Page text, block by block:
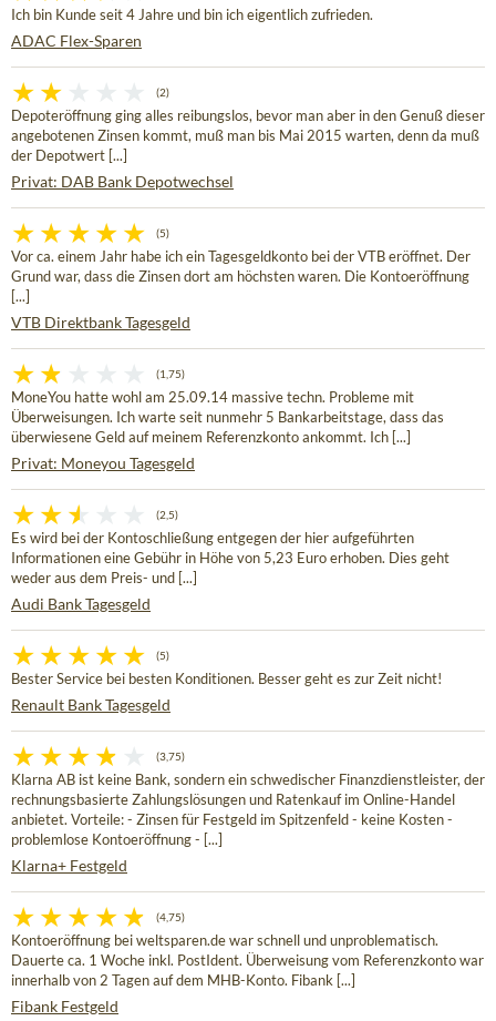
Ich bin Kunde seit 4 Jahre und bin ich eigentlich zufrieden.
ADAC Flex-Sparen
(2)
Depoteröffnung ging alles reibungslos, bevor man aber in den Genuß dieser
angebotenen Zinsen kommt, muß man bis Mai 2015 warten, denn da muß
der Depotwert [...]
Privat: DAB Bank Depotwechsel
(5)
Vor ca. einem Jahr habe ich ein Tagesgeldkonto bei der VTB eröffnet. Der
Grund war, dass die Zinsen dort am höchsten waren. Die Kontoeröffnung
[...]
VTB Direktbank Tagesgeld
(1,75)
MoneYou hatte wohl am 25.09.14 massive techn. Probleme mit
Überweisungen. Ich warte seit nunmehr 5 Bankarbeitstage, dass das
überwiesene Geld auf meinem Referenzkonto ankommt. Ich [...]
Privat: Moneyou Tagesgeld
(2,5)
Es wird bei der Kontoschließung entgegen der hier aufgeführten
Informationen eine Gebühr in Höhe von 5,23 Euro erhoben. Dies geht
weder aus dem Preis- und [...]
Audi Bank Tagesgeld
(5)
Bester Service bei besten Konditionen. Besser geht es zur Zeit nicht!
Renault Bank Tagesgeld
(3,75)
Klarna AB ist keine Bank, sondern ein schwedischer Finanzdienstleister, der
rechnungsbasierte Zahlungslösungen und Ratenkauf im Online-Handel
anbietet. Vorteile: - Zinsen für Festgeld im Spitzenfeld - keine Kosten -
problemlose Kontoeröffnung - [...]
Klarna+ Festgeld
(4,75)
Kontoeröffnung bei weltsparen.de war schnell und unproblematisch.
Dauerte ca. 1 Woche inkl. PostIdent. Überweisung vom Referenzkonto war
innerhalb von 2 Tagen auf dem MHB-Konto. Fibank [...]
Fibank Festgeld